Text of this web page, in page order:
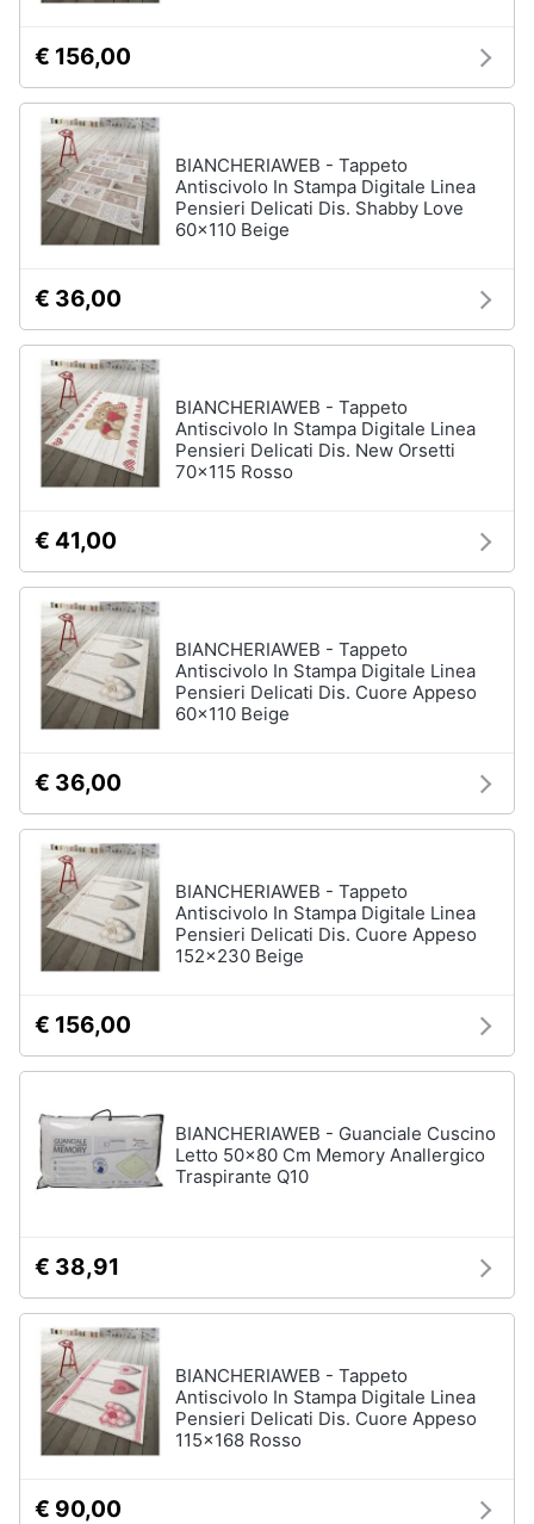
€ 156,00
BIANCHERIAWEB - Tappeto
Antiscivolo In Stampa Digitale Linea
Pensieri Delicati Dis. Shabby Love
60x110 Beige
€ 36,00
BIANCHERIAWEB - Tappeto
Antiscivolo In Stampa Digitale Linea
Pensieri Delicati Dis. New Orsetti
70x115 Rosso
€ 41,00
BIANCHERIAWEB - Tappeto
Antiscivolo In Stampa Digitale Linea
Pensieri Delicati Dis. Cuore Appeso
60x110 Beige
€ 36,00
BIANCHERIAWEB - Tappeto
Antiscivolo In Stampa Digitale Linea
Pensieri Delicati Dis. Cuore Appeso
152x230 Beige
€ 156,00
BIANCHERIAWEB - Guanciale Cuscino
Letto 50x80 Cm Memory Anallergico
Traspirante Q10
€ 38,91
BIANCHERIAWEB - Tappeto
Antiscivolo In Stampa Digitale Linea
Pensieri Delicati Dis. Cuore Appeso
115x168 Rosso
€ 90,00